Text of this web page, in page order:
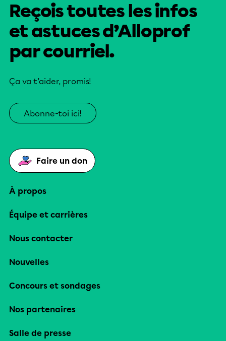
Reçois toutes les infos
et astuces d’Alloprof
par courriel.
Ça va t’aider, promis!
Abonne-toi ici!
Faire un don
À propos
Équipe et carrières
Nous contacter
Nouvelles
Concours et sondages
Nos partenaires
Salle de presse